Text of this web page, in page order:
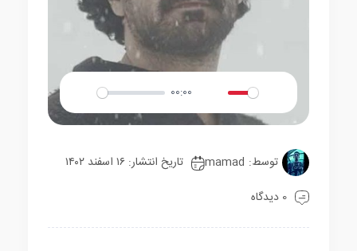
Play
00:00
Mute Settings
توسط: mamad
تاریخ انتشار: ۱۶ اسفند ۱۴۰۲
0 دیدگاه